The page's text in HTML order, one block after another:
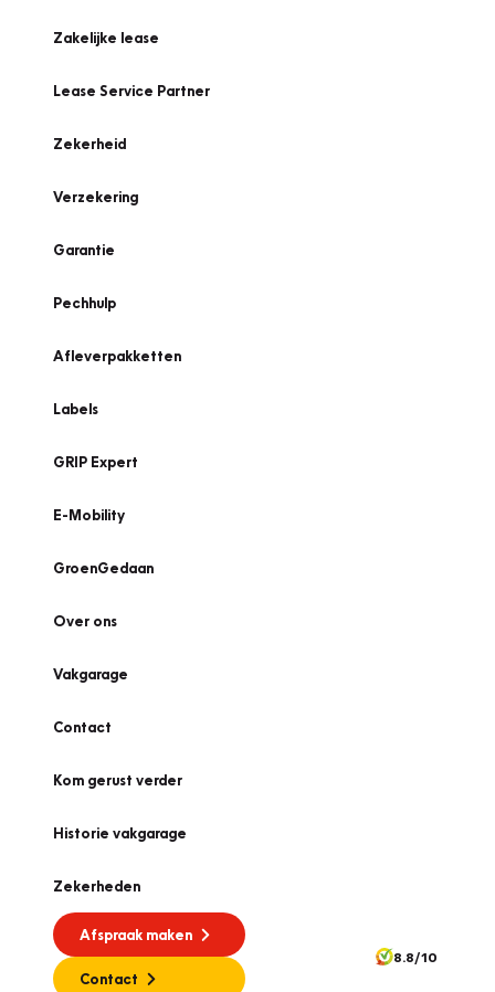
Zakelijke lease
Lease Service Partner
Zekerheid
Verzekering
Garantie
Pechhulp
Afleverpakketten
Labels
GRIP Expert
E-Mobility
GroenGedaan
Over ons
Vakgarage
Contact
Kom gerust verder
Historie vakgarage
Zekerheden
Afspraak maken
Contact
8.8/10